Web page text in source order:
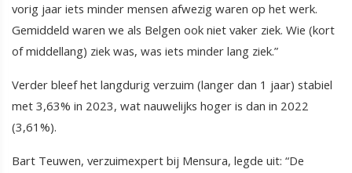
vorig jaar iets minder mensen afwezig waren op het werk.
Gemiddeld waren we als Belgen ook niet vaker ziek. Wie (kort
of middellang) ziek was, was iets minder lang ziek.”
Verder bleef het langdurig verzuim (langer dan 1 jaar) stabiel
met 3,63% in 2023, wat nauwelijks hoger is dan in 2022
(3,61%).
Bart Teuwen, verzuimexpert bij Mensura, legde uit: “De